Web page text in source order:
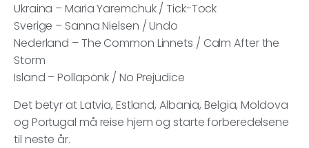
Ukraina – Maria Yaremchuk / Tick-Tock
Sverige – Sanna Nielsen / Undo
Nederland – The Common Linnets / Calm After the
Storm
Island – Pollapönk / No Prejudice
Det betyr at Latvia, Estland, Albania, Belgia, Moldova
og Portugal må reise hjem og starte forberedelsene
til neste år.